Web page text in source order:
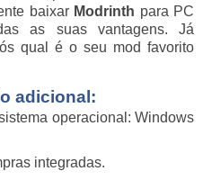
baixar Modrinth para PC
as suas vantagens. Já
qual é o seu mod favorito
adicional:
operacional: Windows
integradas.